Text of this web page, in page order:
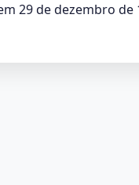
29 de dezembro